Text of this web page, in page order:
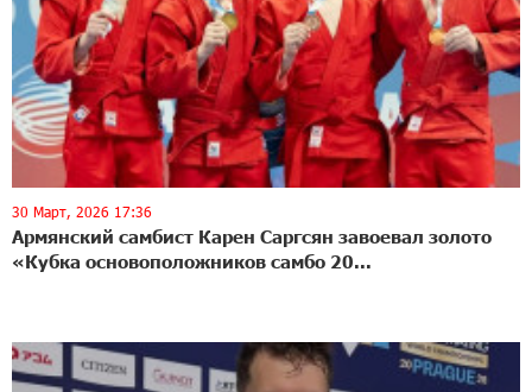
30 Март, 2026 17:36
Армянский самбист Карен Саргсян завоевал золото
«Кубка основоположников самбо 20...